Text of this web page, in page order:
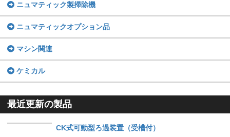
ニュマティック製掃除機
ニュマティックオプション品
マシン関連
ケミカル
最近更新の製品
CK式可動型ろ過装置（受槽付）